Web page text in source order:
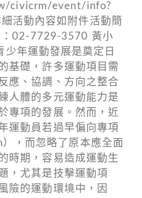
civicrm/event/info?
活動內容如附件活動簡
：02-7729-3570 黃小
年運動發展是奠定日
基礎，許多運動項目需
應、協調、方向之整合
人體的多元運動能力是
專項的發展。然而，近
運動員若過早偏向專項
，而忽略了原本應全面
時期，容易造成運動生
，尤其是技擊運動項
險的運動環境中，因